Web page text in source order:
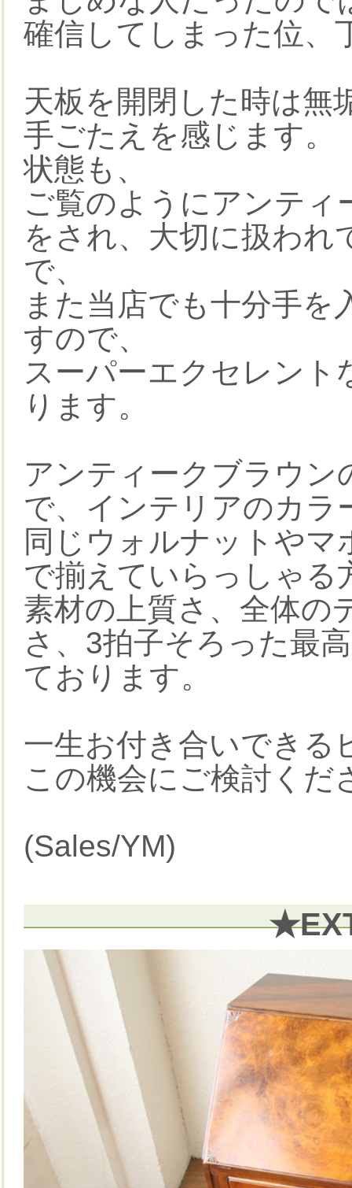
確信してしまった位、
天板を開閉した時は無
手ごたえを感じます。
状態も、
ご覧のようにアンテ
をされ、大切に扱われ
で、
また当店でも十分手
すので、
スーパーエクセレン
ります。
アンティークブラウ
で、インテリアのカラ
同じウォルナットや
で揃えていらっしゃる
素材の上質さ、全体の
さ、3拍子そろった最
ております。
一生お付き合いできる
この機会にご検討くだ
(Sales/YM)